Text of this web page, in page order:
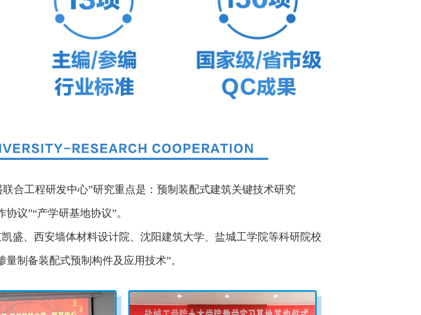
工程研发中心”研究重点是：预制装配式建筑关键技术研究
议”“产学研基地协议”。
、西安墙体材料设计院、沈阳建筑大学、盐城工学院等科研院校
制备装配式预制构件及应用技术”。